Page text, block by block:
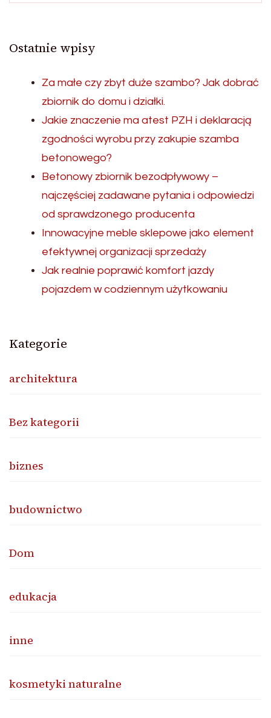
Ostatnie wpisy
Za małe czy zbyt duże szambo? Jak dobrać
zbiornik do domu i działki.
Jakie znaczenie ma atest PZH i deklaracją
zgodności wyrobu przy zakupie szamba
betonowego?
Betonowy zbiornik bezodpływowy –
najczęściej zadawane pytania i odpowiedzi
od sprawdzonego producenta
Innowacyjne meble sklepowe jako element
efektywnej organizacji sprzedaży
Jak realnie poprawić komfort jazdy
pojazdem w codziennym użytkowaniu
Kategorie
architektura
Bez kategorii
biznes
budownictwo
Dom
edukacja
inne
kosmetyki naturalne